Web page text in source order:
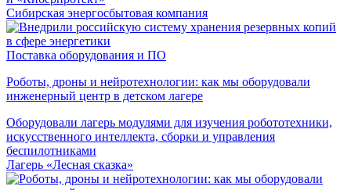
Сибирская энергосбытовая компания
Поставка оборудования и ПО
Роботы, дроны и нейротехнологии: как мы оборудовали
инженерный центр в детском лагере
Оборудовали лагерь модулями для изучения робототехники,
искусственного интеллекта, сборки и управления
беспилотниками
Лагерь «Лесная сказка»